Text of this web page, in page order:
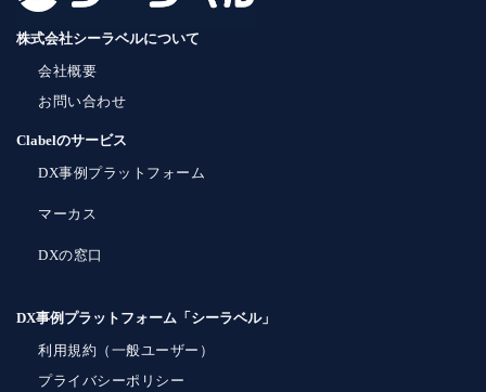
株式会社シーラベルについて
会社概要
お問い合わせ
Clabelのサービス
DX事例プラットフォーム
マーカス
DXの窓口
DX事例プラットフォーム「シーラベル」
利用規約（一般ユーザー）
プライバシーポリシー